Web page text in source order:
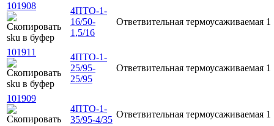
101908
4ПТО-1-
16/50-
1,5/16
Ответвительная термоусаживаемая 1
101911
4ПТО-1-
25/95-
25/95
Ответвительная термоусаживаемая 1
101909
4ПТО-1-
35/95-4/35
Ответвительная термоусаживаемая 1